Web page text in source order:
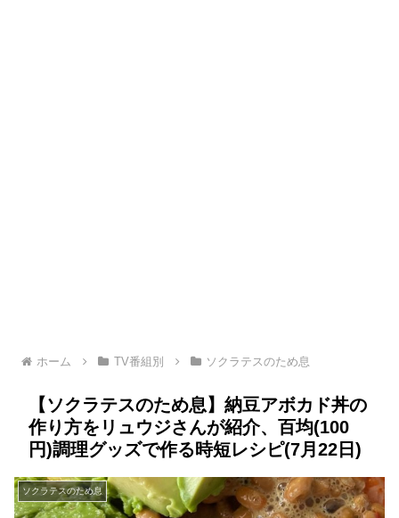
ホーム TV番組別 ソクラテスのため息
【ソクラテスのため息】納豆アボカド丼の
作り方をリュウジさんが紹介、百均(100
円)調理グッズで作る時短レシピ(7月22日)
ソクラテスのため息